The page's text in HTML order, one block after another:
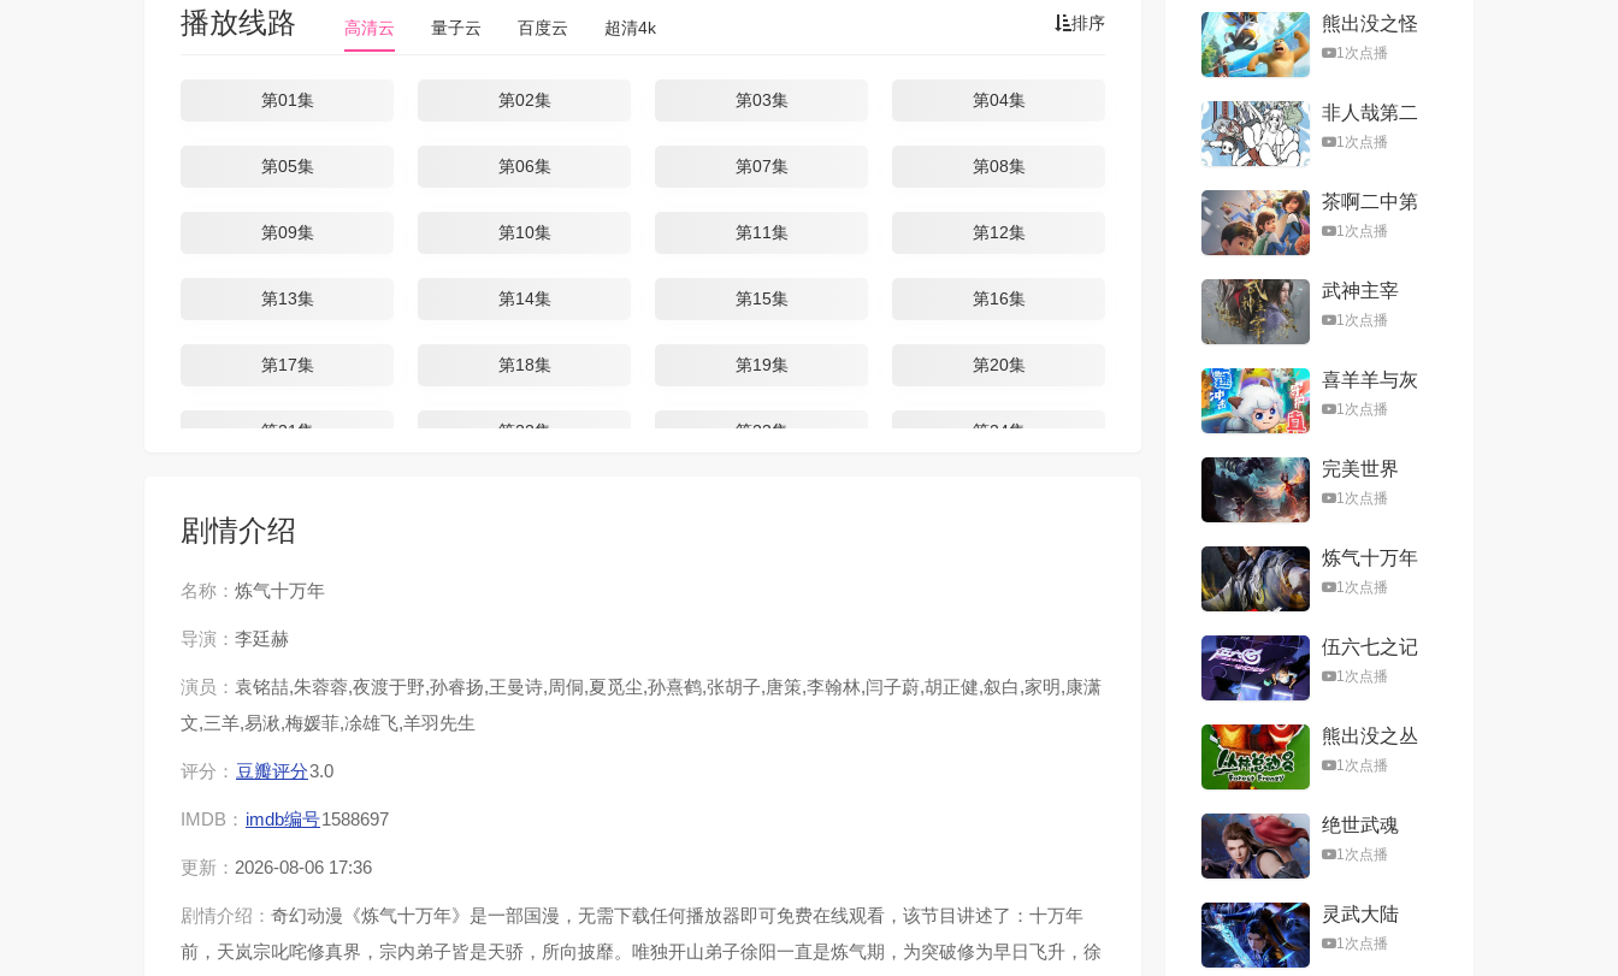
排序
播放线路 高清云 量子云 百度云 超清4k
第01集 第02集 第03集 第04集
第05集 第06集 第07集 第08集
第09集 第10集 第11集 第12集
第13集 第14集 第15集 第16集
第17集 第18集 第19集 第20集
第21集 第22集 第23集 第24集
第33集
第37集 第38集 第39集 第40集
第41集
第45集
第53集 第54集 第55集 第56集
剧情介绍
名称： 炼气十万年
导演： 李廷赫
演员： 袁铭喆,朱蓉蓉,夜渡于野,孙睿扬,王曼诗,周侗,夏觅尘,孙熹鹤,张胡子,唐策,李翰林,闫子蔚,胡正健,叙白,家明,康潇
文,三羊,易湫,梅媛菲,凃雄飞,羊羽先生
评分： 豆瓣评分3.0
IMDB： imdb编号1588697
更新： 2026-08-06 17:36
剧情介绍： 奇幻动漫《炼气十万年》是一部国漫，无需下载任何播放器即可免费在线观看，该节目讲述了：十万年
前，天岚宗叱咤修真界，宗内弟子皆是天骄，所向披靡。唯独开山弟子徐阳一直是炼气期，为突破修为早日飞升，徐
熊出没之怪
兽计划
1次点播
非人哉第二
季1次点播
茶啊二中第
五季1次点播
武神主宰
1次点播
喜羊羊与灰
太狼之心世
1次点播
完美世界
1次点播
炼气十万年
1次点播
伍六七之记
忆碎片
1次点播
熊出没之丛
林总动员
1次点播
绝世武魂
1次点播
灵武大陆
1次点播